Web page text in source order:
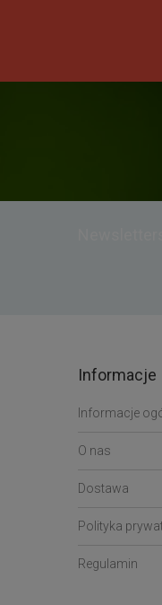
Informacje
Informacje
O nas
Dostawa
Polityka
Regulamin